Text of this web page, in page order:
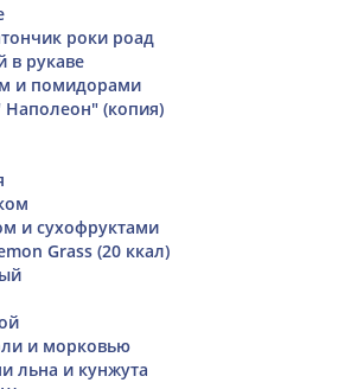
роки роад
в рукаве
и помидорами
(копия)
и сухофруктами
Grass (20 ккал)
и морковью
льна и кунжута